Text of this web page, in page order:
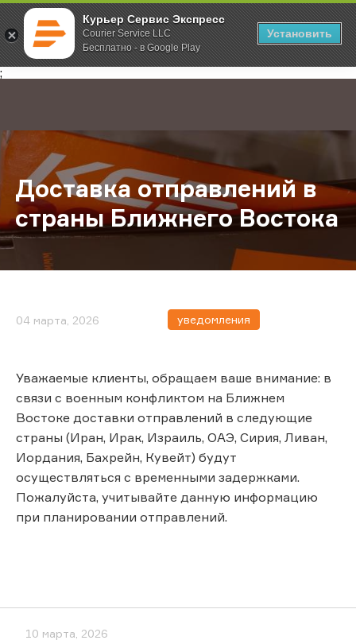
Курьер Сервис Экспресс
Courier Service LLC
Бесплатно - в Google Play
Установить
;
Главная О компании Новости Доставка отправлений в страны
Доставка отправлений в
страны Ближнего Востока
04 марта, 2026 уведомления
Уважаемые клиенты, обращаем ваше внимание: в
связи с военным конфликтом на Ближнем
Востоке доставки отправлений в следующие
страны (Иран, Ирак, Израиль, ОАЭ, Сирия, Ливан,
Иордания, Бахрейн, Кувейт) будут
осуществляться с временными задержками.
Пожалуйста, учитывайте данную информацию
при планировании отправлений.
10 марта, 2026